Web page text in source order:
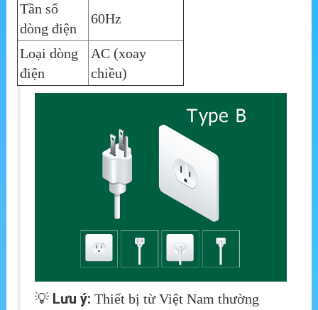
Tần số
dòng điện
60Hz
Loại dòng
điện
AC (xoay
chiều)
💡 Lưu ý: Thiết bị từ Việt Nam thường